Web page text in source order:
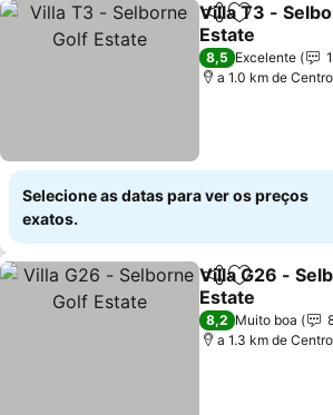
PartilharAdicionar
Villa T3 -
Estate
8,5 Excelente
a 1.0 km de
Selecione as datas para ver os preços
exatos.
PartilharAdicionar
Villa G26 -
Estate
8,2 Muito boa
a 1.3 km de